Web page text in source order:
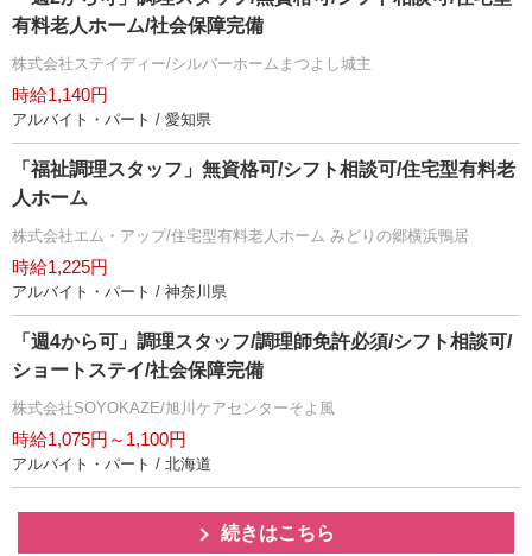
有料老人ホーム/社会保障完備
株式会社ステイディー/シルバーホームまつよし城主
時給1,140円
アルバイト・パート / 愛知県
「福祉調理スタッフ」無資格可/シフト相談可/住宅型有料老
人ホーム
株式会社エム・アップ/住宅型有料老人ホーム みどりの郷横浜鴨居
時給1,225円
アルバイト・パート / 神奈川県
「週4から可」調理スタッフ/調理師免許必須/シフト相談可/
ショートステイ/社会保障完備
株式会社SOYOKAZE/旭川ケアセンターそよ風
時給1,075円～1,100円
アルバイト・パート / 北海道
続きはこちら